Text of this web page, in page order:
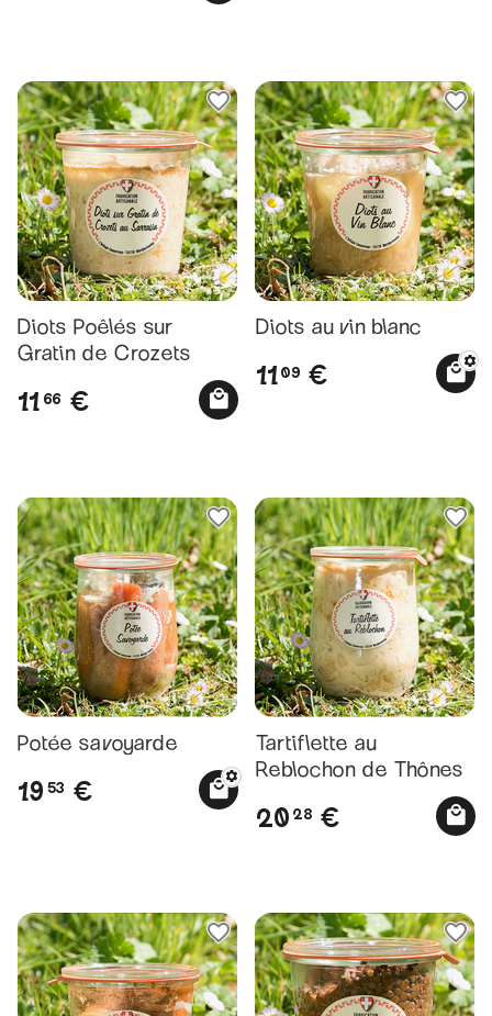
Diots Poêlés sur
Gratin de Crozets
11 66 €
Diots au vin blanc
1109 €
Potée savoyarde
19 53 €
Tartiflette au
Reblochon de Thônes
20 28 €